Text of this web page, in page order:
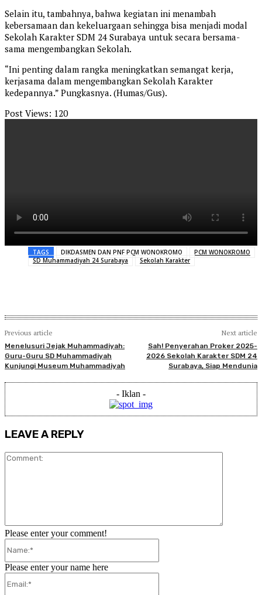
Selain itu, tambahnya, bahwa kegiatan ini menambah
kebersamaan dan kekeluargaan sehingga bisa menjadi modal
Sekolah Karakter SDM 24 Surabaya untuk secara bersama-
sama mengembangkan Sekolah.
“Ini penting dalam rangka meningkatkan semangat kerja,
kerjasama dalam mengembangkan Sekolah Karakter
kedepannya.” Pungkasnya. (Humas/Gus).
Post Views: 120
TAGS DIKDASMEN DAN PNF PCM WONOKROMO
PCM WONOKROMO
SD Muhammadiyah 24 Surabaya
Sekolah Karakter
Previous article
Menelusuri Jejak Muhammadiyah:
Guru-Guru SD Muhammadiyah
Kunjungi Museum Muhammadiyah
Next article
Sah! Penyerahan Proker 2025-
2026 Sekolah Karakter SDM 24
Surabaya, Siap Mendunia
- Iklan -
LEAVE A REPLY
Please enter your comment!
Please enter your name here